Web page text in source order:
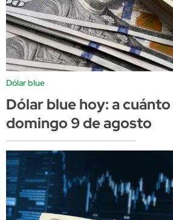
Dólar blue
Dólar blue hoy: a
domingo 9 de agosto